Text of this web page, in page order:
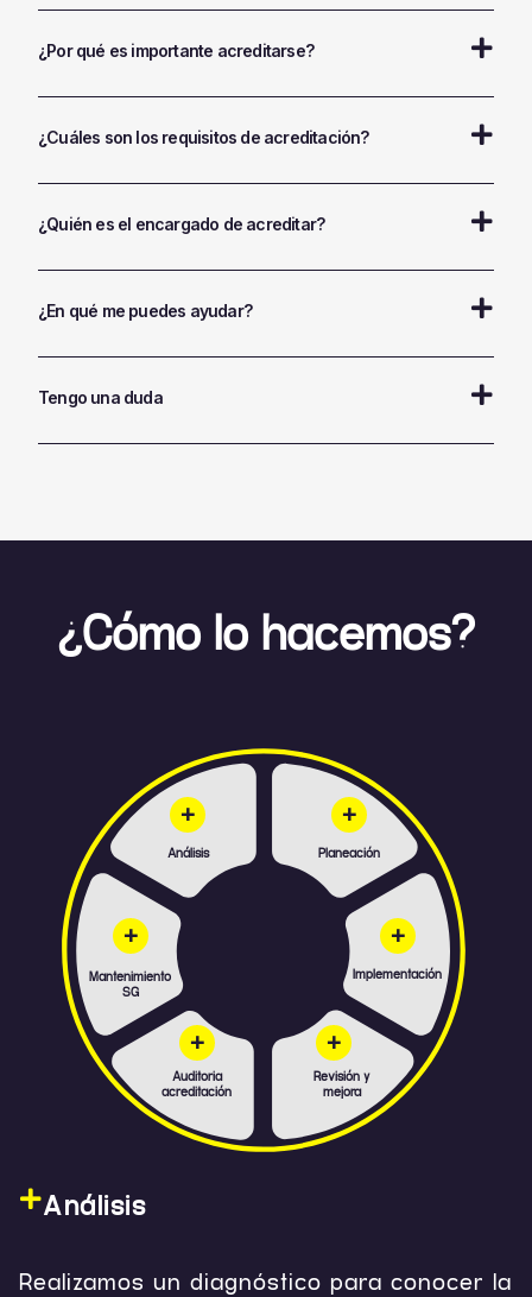
¿Por qué es importante acreditarse?
¿Cuáles son los requisitos de acreditación?
¿Quién es el encargado de acreditar?
¿En qué me puedes ayudar?
Tengo una duda
¿Cómo lo hacemos?
+
Análisis
+
Planeación
+
Implementación
+
Revisión y
mejora
+
Auditoria
acreditación
+
Mantenimiento
SG
Análisis
Realizamos un diagnóstico para conocer la